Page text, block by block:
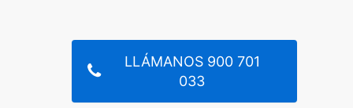
LLÁMANOS 900 701
033